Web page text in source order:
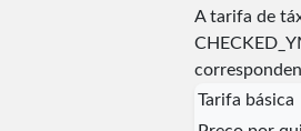
A tarifa de
Tarifa básica